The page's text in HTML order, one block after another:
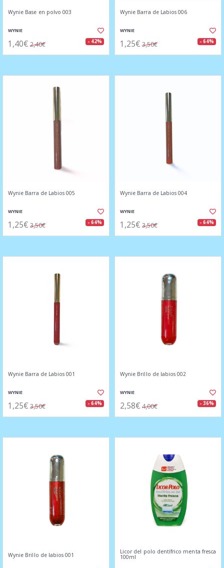
Wynie Base en polvo 003
WYNIE
1,40€ 2,40€ - 42%
Wynie Barra de Labios 006
WYNIE
1,25€ 3,50€ - 64%
Wynie Barra de Labios 005
WYNIE
1,25€ 3,50€ - 64%
Wynie Barra de Labios 004
WYNIE
1,25€ 3,50€ - 64%
Wynie Barra de Labios 001
WYNIE
1,25€ 3,50€ - 64%
Wynie Brillo de labios 002
WYNIE
2,58€ 4,00€ - 36%
Wynie Brillo de labios 001 Licor del polo dentífrico menta fresca
100ml